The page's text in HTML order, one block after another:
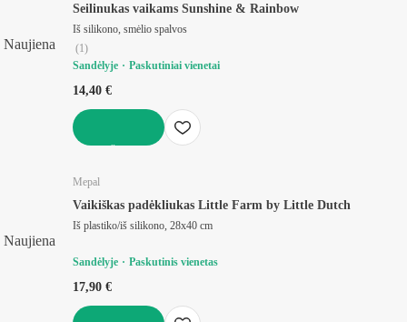
Naujiena
Seilinukas vaikams Sunshine & Rainbow
Iš silikono, smėlio spalvos
(1)
Sandėlyje
Paskutiniai vienetai
14,40 €
Naujiena
Mepal
Vaikiškas padėkliukas Little Farm by Little Dutch
Iš plastiko/iš silikono, 28x40 cm
Sandėlyje Paskutinis vienetas
17,90 €